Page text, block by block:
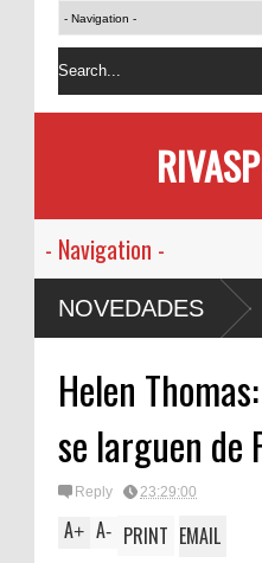
NOVEDADES
Helen
se larguen de
Reply 23:29:00
A+ A- PRINT EMAIL